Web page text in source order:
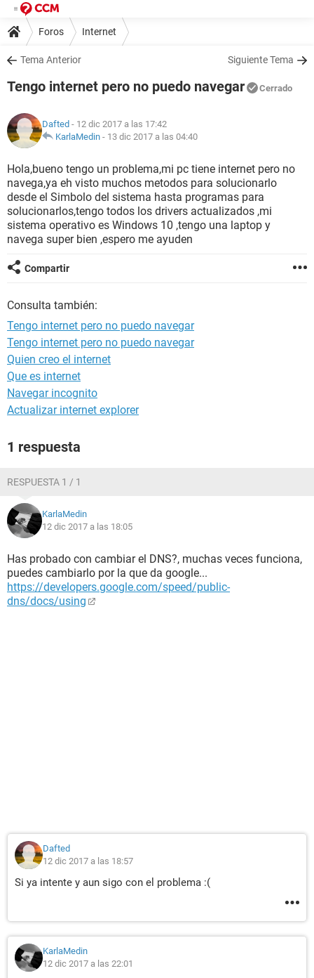
Foros Internet
Tema Anterior Siguiente Tema
Tengo internet pero no puedo navegar Cerrado
Dafted - 12 dic 2017 a las 17:42
KarlaMedin - 13 dic 2017 a las 04:40
Hola,bueno tengo un problema,mi pc tiene internet pero no
navega,ya eh visto muchos metodos para solucionarlo
desde el Simbolo del sistema hasta programas para
solucionarlos,tengo todos los drivers actualizados ,mi
sistema operativo es Windows 10 ,tengo una laptop y
navega super bien ,espero me ayuden
Compartir
Consulta también:
Tengo internet pero no puedo navegar
Tengo internet pero no puedo navegar
Quien creo el internet
Que es internet
Navegar incognito
Actualizar internet explorer
1 respuesta
RESPUESTA 1 / 1
KarlaMedin
12 dic 2017 a las 18:05
Has probado con cambiar el DNS?, muchas veces funciona,
puedes cambiarlo por la que da google...
https://developers.google.com/speed/public-
dns/docs/using
Dafted
12 dic 2017 a las 18:57
Si ya intente y aun sigo con el problema :(
KarlaMedin
12 dic 2017 a las 22:01